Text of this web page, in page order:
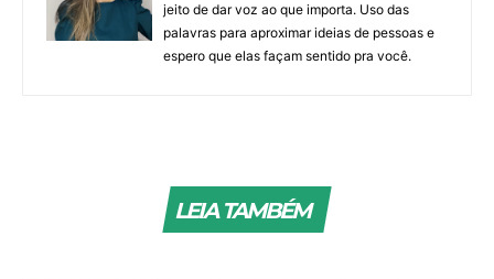
jeito de dar voz ao que importa. Uso das
palavras para aproximar ideias de pessoas e
espero que elas façam sentido pra você.
LEIA TAMBÉM